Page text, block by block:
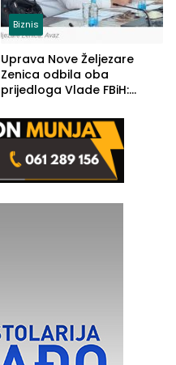
Biznis
Uprava Nove Željezare
Zenica odbila oba
prijedloga Vlade FBiH:
rješenje